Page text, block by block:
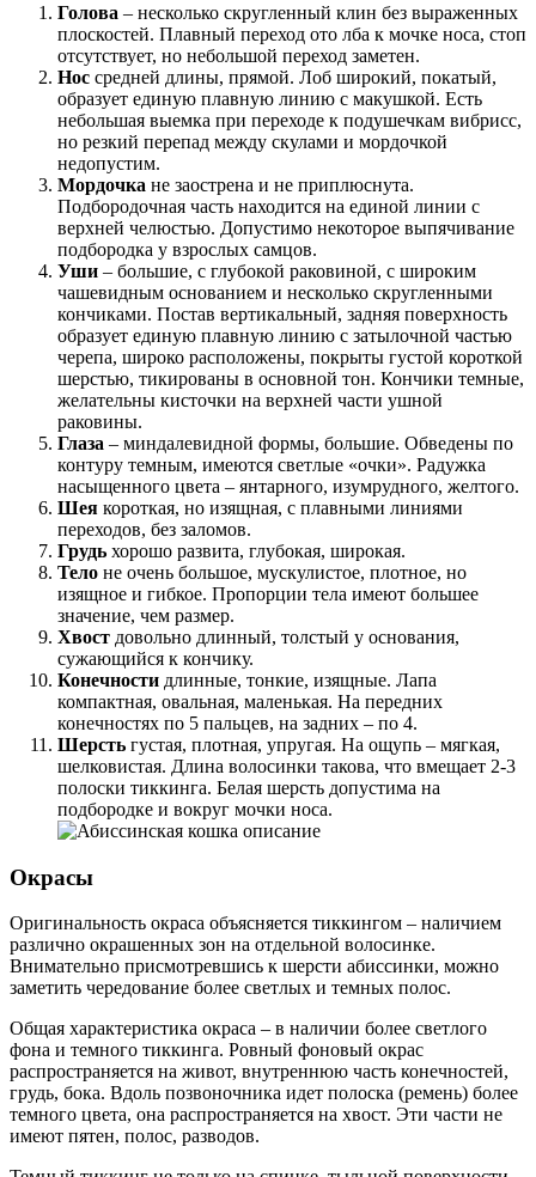
Голова – несколько скругленный клин без выраженных
плоскостей. Плавный переход ото лба к мочке носа, стоп
отсутствует, но небольшой переход заметен.
Нос средней длины, прямой. Лоб широкий, покатый,
образует единую плавную линию с макушкой. Есть
небольшая выемка при переходе к подушечкам вибрисс,
но резкий перепад между скулами и мордочкой
недопустим.
Мордочка не заострена и не приплюснута.
Подбородочная часть находится на единой линии с
верхней челюстью. Допустимо некоторое выпячивание
подбородка у взрослых самцов.
Уши – большие, с глубокой раковиной, с широким
чашевидным основанием и несколько скругленными
кончиками. Постав вертикальный, задняя поверхность
образует единую плавную линию с затылочной частью
черепа, широко расположены, покрыты густой короткой
шерстью, тикированы в основной тон. Кончики темные,
желательны кисточки на верхней части ушной
раковины.
Глаза – миндалевидной формы, большие. Обведены по
контуру темным, имеются светлые «очки». Радужка
насыщенного цвета – янтарного, изумрудного, желтого.
Шея короткая, но изящная, с плавными линиями
переходов, без заломов.
Грудь хорошо развита, глубокая, широкая.
Тело не очень большое, мускулистое, плотное, но
изящное и гибкое. Пропорции тела имеют большее
значение, чем размер.
Хвост довольно длинный, толстый у основания,
сужающийся к кончику.
Конечности длинные, тонкие, изящные. Лапа
компактная, овальная, маленькая. На передних
конечностях по 5 пальцев, на задних – по 4.
Шерсть густая, плотная, упругая. На ощупь – мягкая,
шелковистая. Длина волосинки такова, что вмещает 2-3
полоски тиккинга. Белая шерсть допустима на
подбородке и вокруг мочки носа.
Окрасы
Оригинальность окраса объясняется тиккингом – наличием
различно окрашенных зон на отдельной волосинке.
Внимательно присмотревшись к шерсти абиссинки, можно
заметить чередование более светлых и темных полос.
Общая характеристика окраса – в наличии более светлого
фона и темного тиккинга. Ровный фоновый окрас
распространяется на живот, внутреннюю часть конечностей,
грудь, бока. Вдоль позвоночника идет полоска (ремень) более
темного цвета, она распространяется на хвост. Эти части не
имеют пятен, полос, разводов.